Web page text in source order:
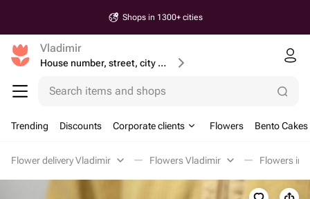
Shops in 1300+ cities
Vladimir
House number, street, city or postcode
Search items and shops
Trending Discounts Corporate clients Flowers Bento Cakes
Flower delivery Vladimir Flowers Vladimir Flowers in